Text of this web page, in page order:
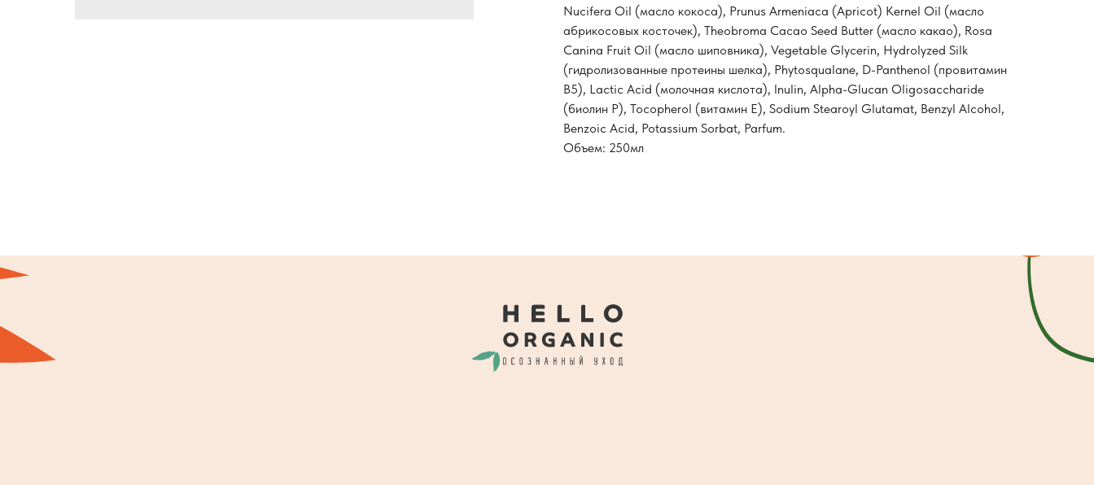
Nucifera Oil (масло кокоса), Prunus Armeniaca (Apricot) Kernel Oil (масло
абрикосовых косточек), Theobroma Cacao Seed Butter (масло какао), Rosa
Canina Fruit Oil (масло шиповника), Vegetable Glycerin, Hydrolyzed Silk
(гидролизованные протеины шелка), Phytosqualane, D-Panthenol (провитамин
В5), Lactic Acid (молочная кислота), Inulin, Alpha-Glucan Oligosaccharide
(биолин Р), Tocopherol (витамин Е), Sodium Stearoyl Glutamat, Benzyl Alcohol,
Benzoic Acid, Potassium Sorbat, Parfum.
Объем: 250мл